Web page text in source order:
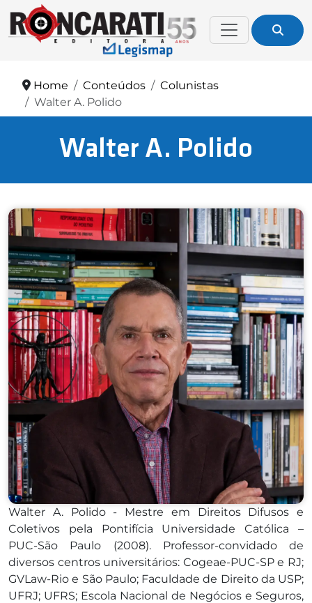
Home Conteúdos
Colunistas
Walter A. Polido
Walter A. Polido
Walter A. Polido - Mestre em Direitos Difusos e
Coletivos pela Pontifícia Universidade Católica –
PUC-São Paulo (2008). Professor-convidado de
diversos centros universitários: Cogeae-PUC-SP e RJ;
GVLaw-Rio e São Paulo; Faculdade de Direito da USP;
UFRJ; UFRS; Escola Nacional de Negócios e Seguros,